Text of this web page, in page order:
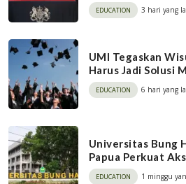
EDUCATION 3 hari yang
UMI Tegaskan
Harus Jadi Solusi
EDUCATION 6 hari yang
Universitas Bung
Papua Perkuat
EDUCATION 1 minggu